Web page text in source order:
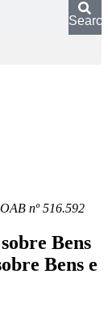
nº 516.592
Bens
Bens e